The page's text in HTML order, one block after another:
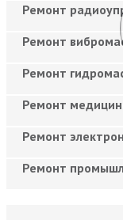
Ремонт
Ремонт
Ремонт
Ремонт
Ремонт
Ремонт